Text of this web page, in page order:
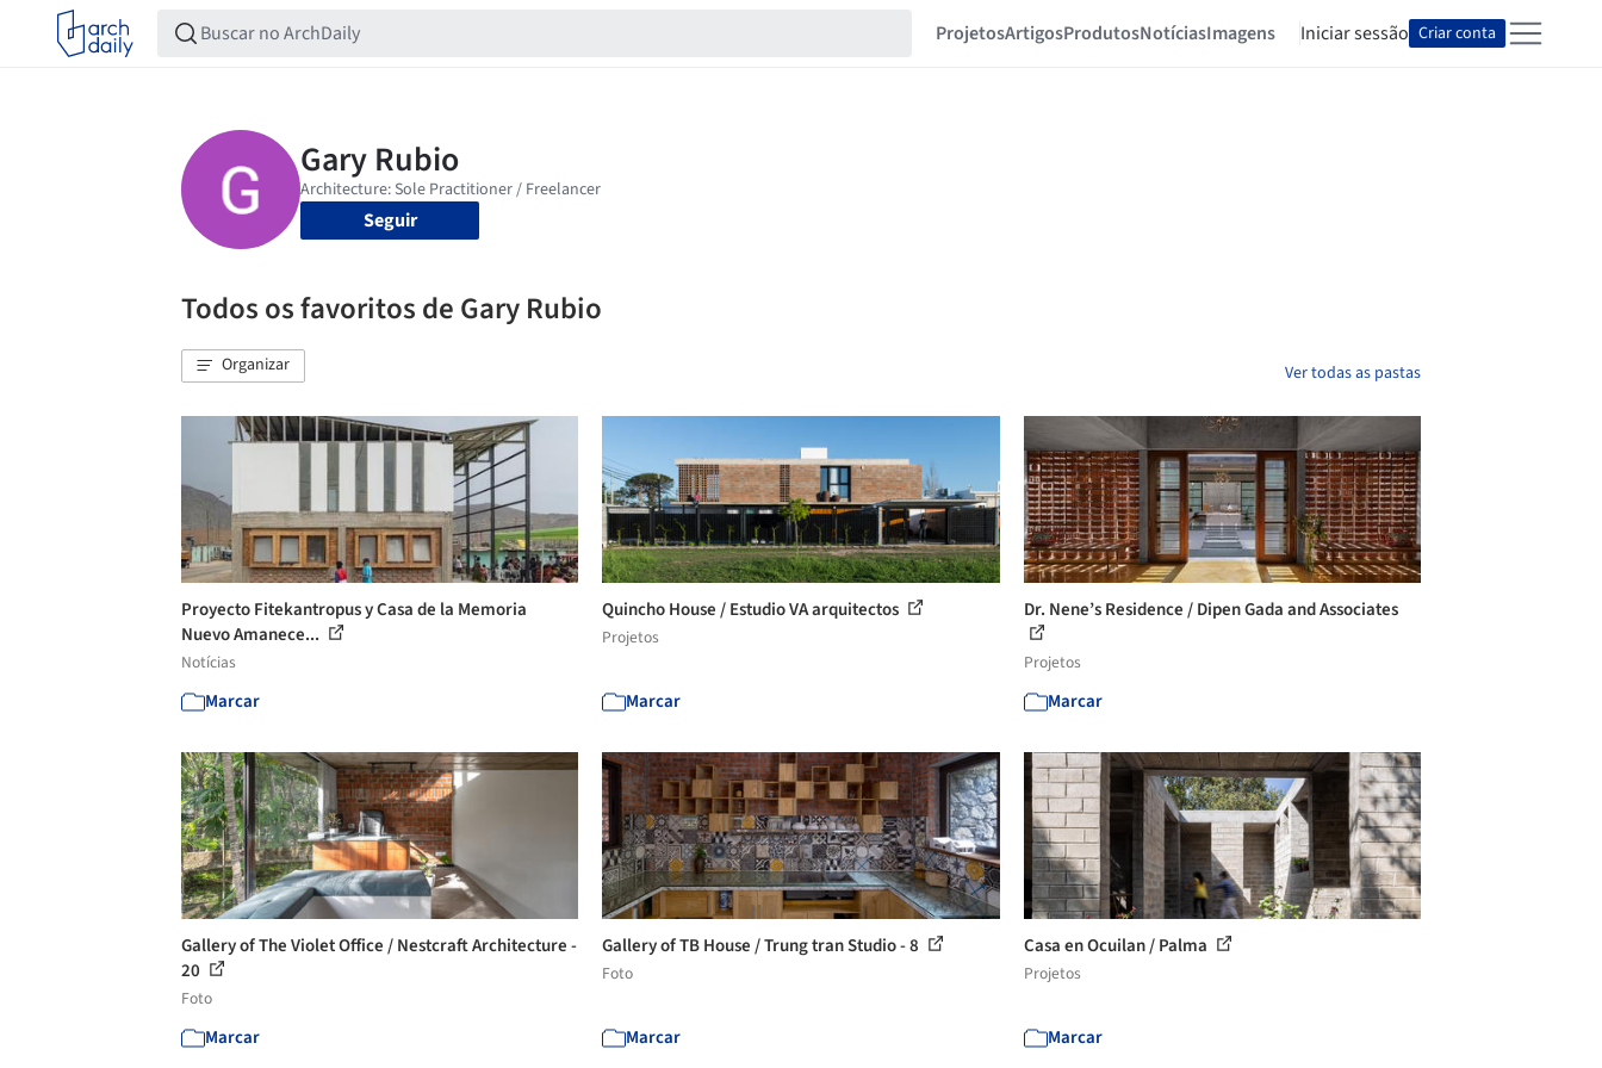
ProjetosArtigosProdutosNotíciasImagens Iniciar sessão Criar conta
Seguir
Todos os favoritos de Gary Rubio
Organizar Ver todas as pastas
Proyecto Fitekantropus y Casa de la Memoria
Nuevo Amanece...
Notícias
Marcar
Quincho House / Estudio VA arquitectos
Projetos
Marcar
Dr. Nene’s Residence / Dipen Gada and Associates
Projetos
Marcar
Gallery of The Violet Office / Nestcraft Architecture -
20
Foto
Marcar
Gallery of TB House / Trung tran Studio - 8
Foto
Marcar
Casa en Ocuilan / Palma
Projetos
Marcar